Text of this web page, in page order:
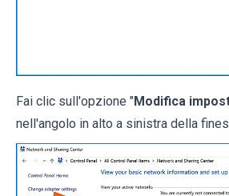
Fai clic sull'opzione "Modifica
nell'angolo in alto a sinistra della